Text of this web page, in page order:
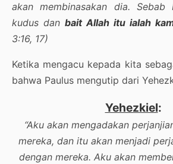
akan membinasakan dia.
kudus dan bait Allah itu ialah
3:16, 17)
Ketika mengacu kepada kita
bahwa Paulus mengutip dari
Yehezkiel:
“Aku akan mengadakan
mereka, dan itu akan menjadi
dengan mereka. Aku akan